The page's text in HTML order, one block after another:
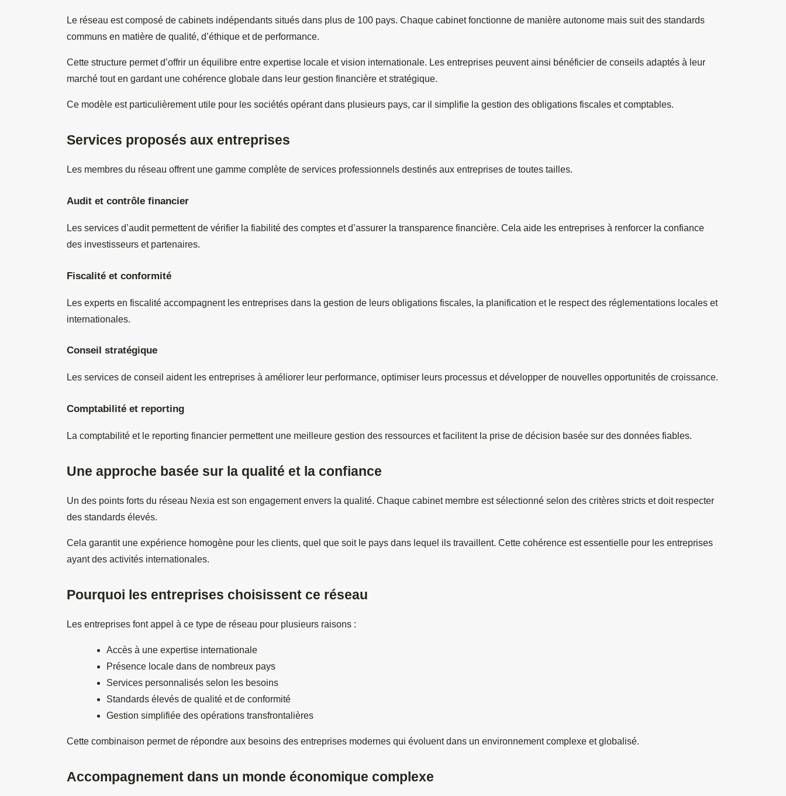
Le réseau est composé de cabinets indépendants situés dans plus de 100 pays. Chaque cabinet fonctionne de manière autonome mais suit des standards
communs en matière de qualité, d’éthique et de performance.
Cette structure permet d’offrir un équilibre entre expertise locale et vision internationale. Les entreprises peuvent ainsi bénéficier de conseils adaptés à leur
marché tout en gardant une cohérence globale dans leur gestion financière et stratégique.
Ce modèle est particulièrement utile pour les sociétés opérant dans plusieurs pays, car il simplifie la gestion des obligations fiscales et comptables.
Services proposés aux entreprises
Les membres du réseau offrent une gamme complète de services professionnels destinés aux entreprises de toutes tailles.
Audit et contrôle financier
Les services d’audit permettent de vérifier la fiabilité des comptes et d’assurer la transparence financière. Cela aide les entreprises à renforcer la confiance
des investisseurs et partenaires.
Fiscalité et conformité
Les experts en fiscalité accompagnent les entreprises dans la gestion de leurs obligations fiscales, la planification et le respect des réglementations locales et
internationales.
Conseil stratégique
Les services de conseil aident les entreprises à améliorer leur performance, optimiser leurs processus et développer de nouvelles opportunités de croissance.
Comptabilité et reporting
La comptabilité et le reporting financier permettent une meilleure gestion des ressources et facilitent la prise de décision basée sur des données fiables.
Une approche basée sur la qualité et la confiance
Un des points forts du réseau Nexia est son engagement envers la qualité. Chaque cabinet membre est sélectionné selon des critères stricts et doit respecter
des standards élevés.
Cela garantit une expérience homogène pour les clients, quel que soit le pays dans lequel ils travaillent. Cette cohérence est essentielle pour les entreprises
ayant des activités internationales.
Pourquoi les entreprises choisissent ce réseau
Les entreprises font appel à ce type de réseau pour plusieurs raisons :
Accès à une expertise internationale
Présence locale dans de nombreux pays
Services personnalisés selon les besoins
Standards élevés de qualité et de conformité
Gestion simplifiée des opérations transfrontalières
Cette combinaison permet de répondre aux besoins des entreprises modernes qui évoluent dans un environnement complexe et globalisé.
Accompagnement dans un monde économique complexe